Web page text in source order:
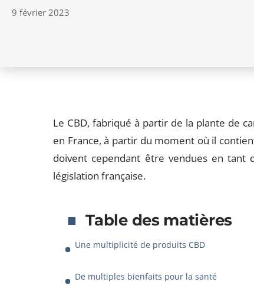
9 février 2023
Le CBD, fabriqué à partir de la plante de
en France, à partir du moment où il
doivent cependant être vendues en tant
législation française.
Table des matières
Une multiplicité de produits CBD
De multiples bienfaits pour la santé